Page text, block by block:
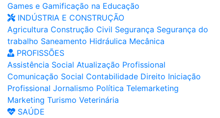
Games e Gamificação na Educação
INDÚSTRIA E CONSTRUÇÃO
Agricultura Construção Civil Segurança Segurança do
trabalho Saneamento Hidráulica Mecânica
PROFISSÕES
Assistência Social Atualização Profissional
Comunicação Social Contabilidade Direito Iniciação
Profissional Jornalismo Política Telemarketing
Marketing Turismo Veterinária
SAÚDE